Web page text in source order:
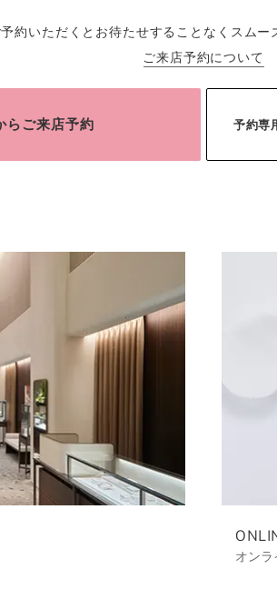
約いただくとお待たせすることなくスムー
ご来店予約について
らご来店予約 予約専
オンラ